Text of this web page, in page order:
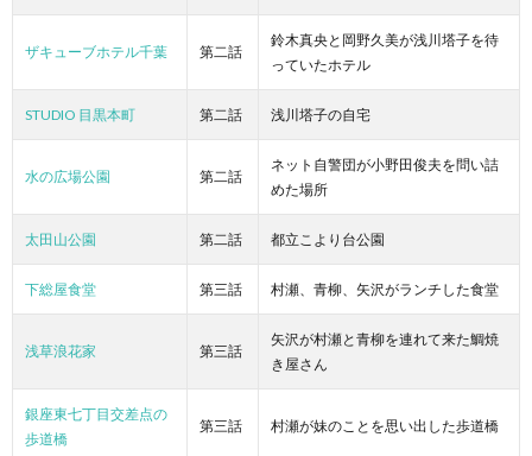
ザキューブホテル千葉 第二話
鈴木真央と岡野久美が浅川塔子を待
っていたホテル
STUDIO 目黒本町 第二話 浅川塔子の自宅
水の広場公園 第二話
ネット自警団が小野田俊夫を問い詰
めた場所
太田山公園 第二話 都立こより台公園
下総屋食堂 第三話 村瀬、青柳、矢沢がランチした食堂
浅草浪花家 第三話
矢沢が村瀬と青柳を連れて来た鯛焼
き屋さん
銀座東七丁目交差点の
歩道橋
第三話 村瀬が妹のことを思い出した歩道橋